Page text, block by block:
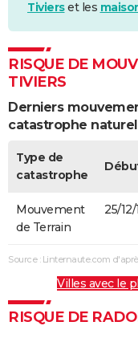
Tivierset les
RISQUE DE
TIVIERS
Derniers
catastrophe
Type de
catastrophe
Mouvement
de Terrain
25/
Source : Linternaute.com
Villes avec le
RISQUE DE